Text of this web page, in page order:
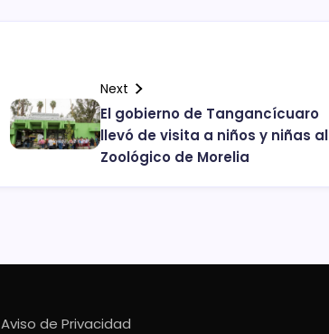
Next
El gobierno de Tangancícuaro
llevó de visita a niños y niñas al
Zoológico de Morelia
Aviso de Privacidad